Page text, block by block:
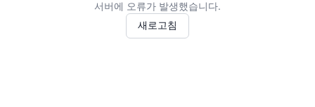
서버에 오류가 발생했습니다.
새로고침